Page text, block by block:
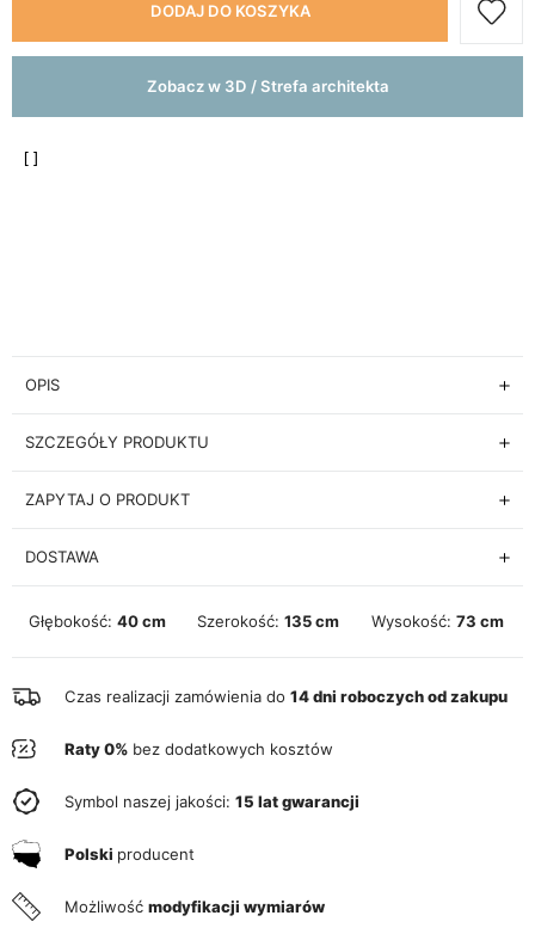
DODAJ DO KOSZYKA
Zobacz w 3D / Strefa architekta
OPIS
SZCZEGÓŁY PRODUKTU
ZAPYTAJ O PRODUKT
DOSTAWA
Głębokość: 40 cm Szerokość: 135 cm Wysokość:73 cm
Czas realizacji zamówienia do 14 dni roboczych od zakupu
Raty 0% bez dodatkowych kosztów
Symbol naszej jakości: 15 lat gwarancji
Polski producent
Możliwość modyfikacji wymiarów